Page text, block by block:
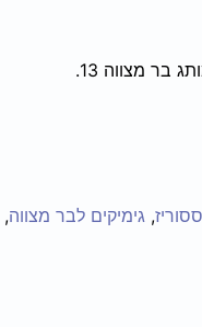
בר מצווה 13.
, גימיקים לבר מצווה,